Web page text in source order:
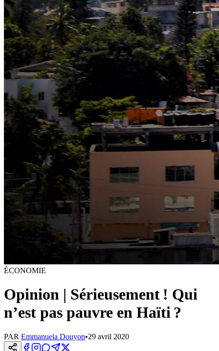
ÉCONOMIE
Opinion | Sérieusement ! Qui
n’est pas pauvre en Haïti ?
PAR Emmanuela Douyon•29 avril 2020